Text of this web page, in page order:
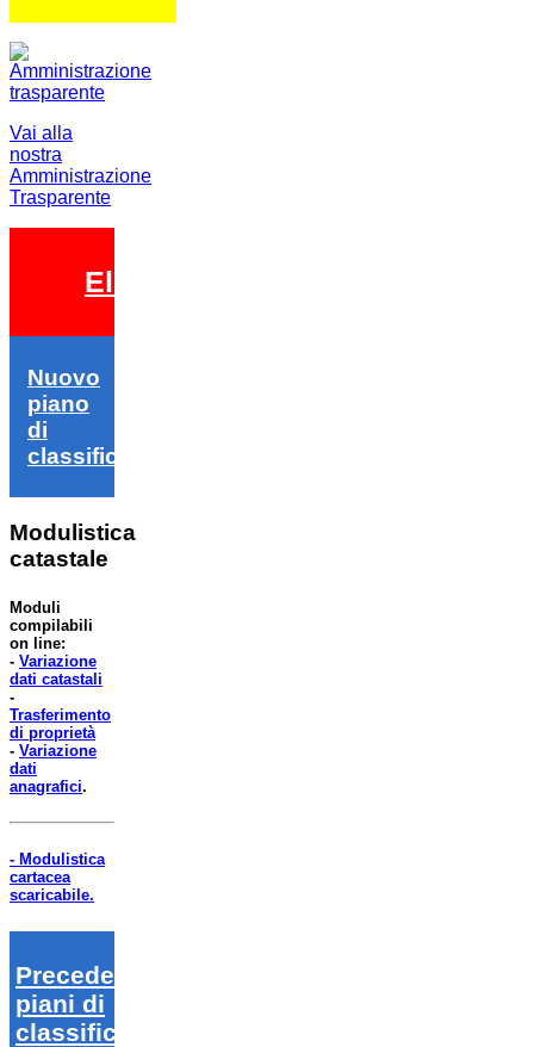
Vai alla
nostra
Amministrazione
Trasparente
Elezioni 2026
Nuovo
piano
di
classifica
Modulistica
catastale
Moduli
compilabili
on line:
- Variazione
dati catastali
-
Trasferimento
di proprietà
- Variazione
dati
anagrafici.
- Modulistica
cartacea
scaricabile.
Precedenti
piani di
classifica